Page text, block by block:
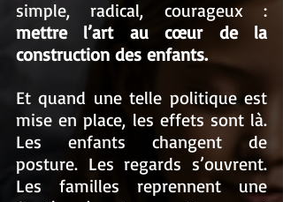
mettre l’art au cœur de la
construction des enfants.
Et quand une telle politique est
mise en place, les effets sont là.
Les enfants changent de
posture. Les regards s’ouvrent.
Les familles reprennent une